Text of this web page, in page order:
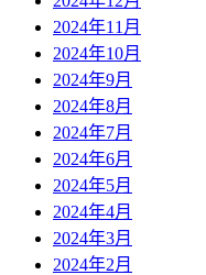
2024年11月
2024年10月
2024年9月
2024年8月
2024年7月
2024年6月
2024年5月
2024年4月
2024年3月
2024年2月